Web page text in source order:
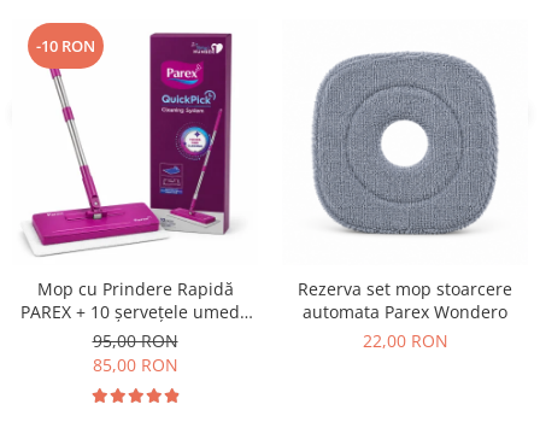
-10 RON
Mop cu Prindere Rapidă
PAREX + 10 șervețele umede
pentru curățare
95,00 RON
85,00 RON
Rezerva set mop stoarcere
automata Parex Wondero
22,00 RON